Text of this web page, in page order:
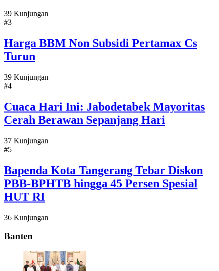
39 Kunjungan
#3
Harga BBM Non Subsidi Pertamax Cs
Turun
39 Kunjungan
#4
Cuaca Hari Ini: Jabodetabek Mayoritas
Cerah Berawan Sepanjang Hari
37 Kunjungan
#5
Bapenda Kota Tangerang Tebar Diskon
PBB-BPHTB hingga 45 Persen Spesial
HUT RI
36 Kunjungan
Banten